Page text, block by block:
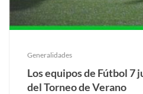
Generalidades
Los equipos de Fútbol 7
del Torneo de Verano